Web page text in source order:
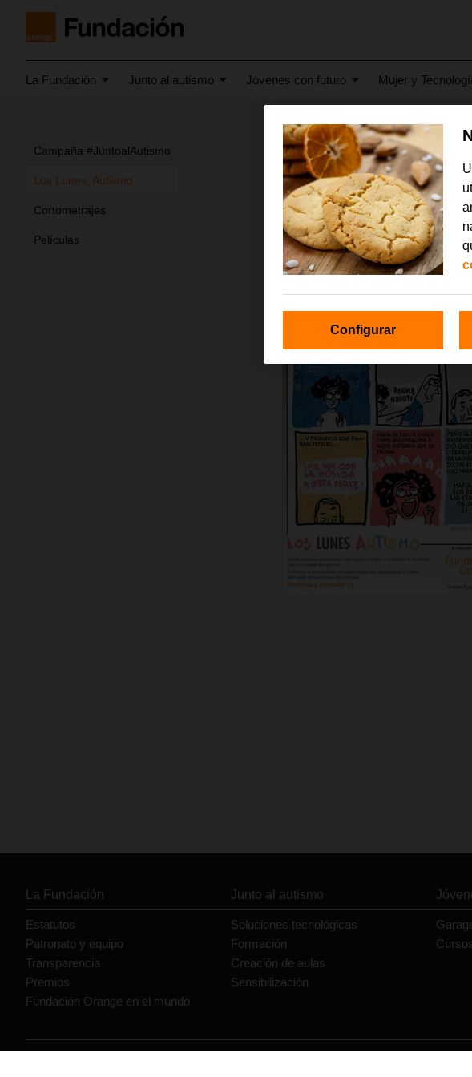
La Fundación Junto al autismo Jóvenes con futuro Mujer y
Campaña #JuntoalAutismo
Los Lunes, Autismo
Cortometrajes
Películas
La Fundación
Estatutos
Patronato y equipo
Transparencia
Premios
Fundación Orange en el mundo
Junto al autismo
Soluciones tecnológicas
Formación
Creación de aulas
Sensibilización
Configurar